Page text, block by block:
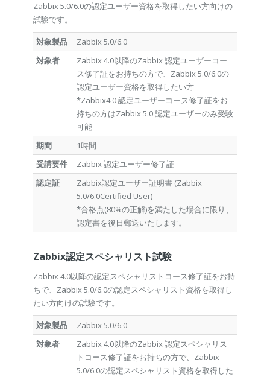
Zabbix 5.0/6.0の認定ユーザー資格を取得したい方向けの
試験です。
対象製品
Zabbix 5.0/6.0
対象者
Zabbix 4.0以降のZabbix 認定ユーザーコー
ス修了証をお持ちの方で、Zabbix 5.0/6.0の
認定ユーザー資格を取得したい方
*Zabbix4.0 認定ユーザーコース修了証をお
持ちの方はZabbix 5.0 認定ユーザーのみ受験
可能
期間
1時間
受講要件
Zabbix 認定ユーザー修了証
認定証
Zabbix認定ユーザー証明書 (Zabbix
5.0/6.0Certified User)
*合格点(80%の正解)を満たした場合に限り、
認定書を後日郵送いたします。
Zabbix認定スペシャリスト試験
Zabbix 4.0以降の認定スペシャリストコース修了証をお持
ちで、Zabbix 5.0/6.0の認定スペシャリスト資格を取得し
たい方向けの試験です。
対象製品
Zabbix 5.0/6.0
対象者
Zabbix 4.0以降のZabbix 認定スペシャリス
トコース修了証をお持ちの方で、Zabbix
5.0/6.0の認定スペシャリスト資格を取得した